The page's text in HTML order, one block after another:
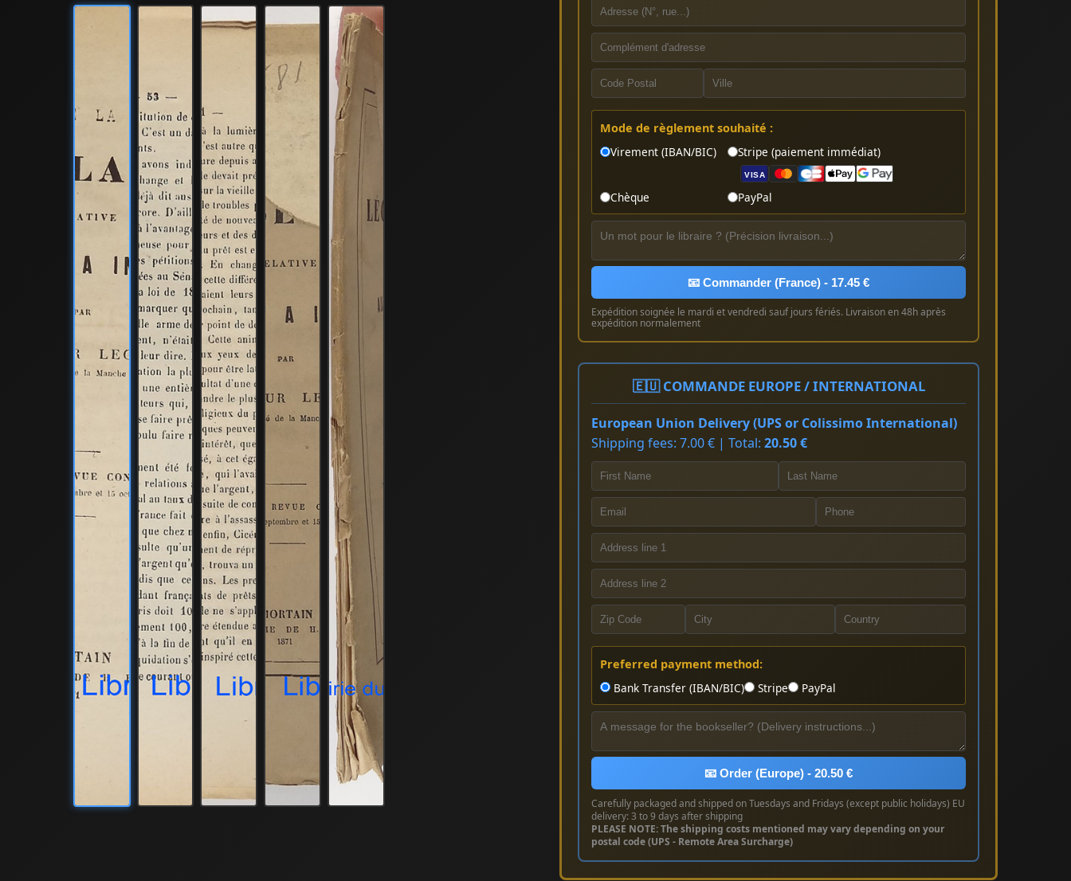
Mode de règlement souhaité :
Virement (IBAN/BIC)
Stripe (paiement immédiat)
VISA
Chèque PayPal
📧 Commander (France) - 17.45 €
Expédition soignée le mardi et vendredi sauf jours fériés. Livraison en 48h après
expédition normalement
🇪🇺 COMMANDE EUROPE / INTERNATIONAL
European Union Delivery (UPS or Colissimo International)
Shipping fees: 7.00 € | Total: 20.50 €
Preferred payment method:
Bank Transfer (IBAN/BIC)
Stripe PayPal
📧 Order (Europe) - 20.50 €
Carefully packaged and shipped on Tuesdays and Fridays (except public holidays) EU
delivery: 3 to 9 days after shipping
PLEASE NOTE: The shipping costs mentioned may vary depending on your
postal code (UPS - Remote Area Surcharge)